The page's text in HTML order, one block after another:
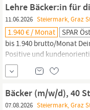
und setzt somit neue
Patientenversorgung.
Lehre Bäcker:in für
11.06.2026 Steiermark, Graz
1.940 € / Monat SPAR
bis 1.940 brutto/Monat
Positive und
Lernbereitschaft,
Pflichtschulabschluss
und Schulungen in
Lehrlingsworkshops
Bäcker (m/w/d), 40
07.08.2026 Steiermark, Graz